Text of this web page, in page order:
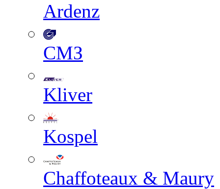
Ardenz
СМЗ
Kliver
Kospel
Chaffoteaux & Maury